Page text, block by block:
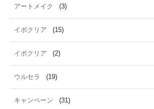
アートメイク (3)
イボクリア (15)
イボクリア (2)
ウルセラ (19)
キャンペーン (31)